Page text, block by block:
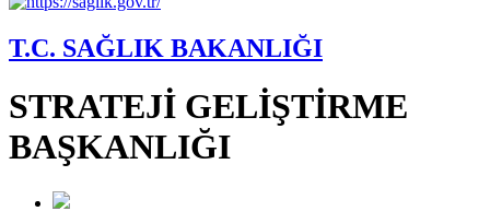
T.C. SAĞLIK BAKANLIĞI
STRATEJİ GELİŞTİRME
BAŞKANLIĞI